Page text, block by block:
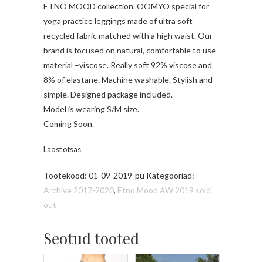
ETNO MOOD collection. OOMYO special for
yoga practice leggings made of ultra soft
recycled fabric matched with a high waist. Our
brand is focused on natural, comfortable to use
material –viscose. Really soft 92% viscose and
8% of elastane. Machine washable. Stylish and
simple. Designed package included.
Model is wearing S/M size.
Coming Soon.
Laost otsas
Tootekood: 01-09-2019-pu Kategooriad:
Archive 2017-2020, Etno Mood AW 2019 sold
out
Seotud tooted